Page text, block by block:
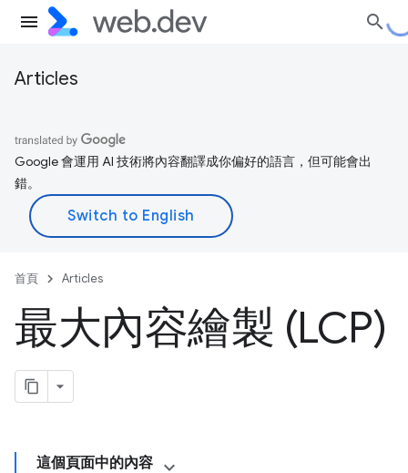
Articles
Google 會運用 AI 技術將內容翻譯成你偏好的語言，但可能會出
錯。
首頁 Articles
最大內容繪製 (LCP)
這個頁面中的內容